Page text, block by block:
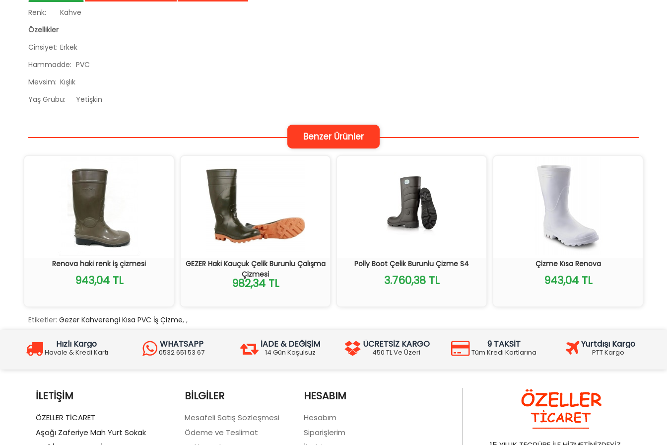
Renk:
Kahve
Özellikler
Cinsiyet: Erkek
Hammadde: PVC
Mevsim: Kışlık
Yaş Grubu:
Yetişkin
Benzer Ürünler
Renova haki renk iş çizmesi
943,04 TL
GEZER Haki Kauçuk Çelik Burunlu Çalışma
Çizmesi
982,34 TL
Polly Boot Çelik Burunlu Çizme S4
3.760,38 TL
Çizme Kısa Renova
943,04 TL
Etiketler: Gezer Kahverengi Kısa PVC İş Çizme, ,
Hızlı Kargo
Havale & Kredi Kartı
WHATSAPP
0532 651 53 67
İADE & DEĞİŞİM
14 Gün Koşulsuz
ÜCRETSİZ KARGO
450 TL Ve Üzeri
9 TAKSİT
Tüm Kredi Kartlarına
Yurtdışı Kargo
PTT Kargo
İLETIŞIM
ÖZELLER TİCARET
Aşağı Zaferiye Mah Yurt Sokak
BILGILER
Mesafeli Satış Sözleşmesi
Ödeme ve Teslimat
HESABIM
Hesabım
Siparişlerim